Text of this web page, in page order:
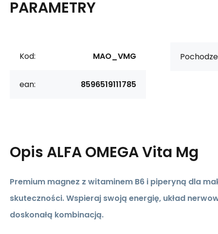
PARAMETRY
Kod: MAO_VMG
ean: 8596519111785
Opis ALFA OMEGA Vita Mg
Premium magnez z witaminem B6 i piperyną dla
skuteczności. Wspieraj swoją energię, układ
doskonałą kombinacją.